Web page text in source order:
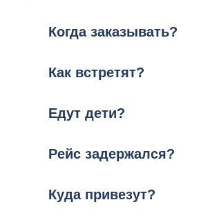
Когда заказывать?
Как встретят?
Едут дети?
Рейс задержался?
Куда привезут?